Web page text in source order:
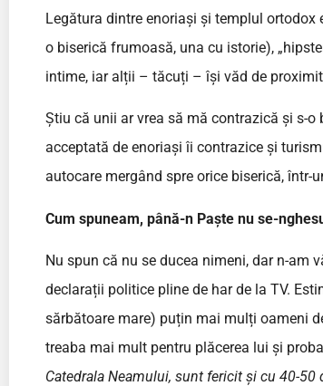
Legătura dintre enoriași și templul
o biserică frumoasă, una cu istorie),
intime, iar alții – tăcuți – își văd de
Știu că unii ar vrea să mă contrazică și s-o
acceptată de enoriași îi contrazice și
autocare mergând spre orice biserică, într-
Cum spuneam, până-n Paște nu se-
Nu spun că nu se ducea nimeni, dar n-am
declarații politice pline de har de la TV.
sărbătoare mare) puțin mai mulți oameni
treaba mai mult pentru plăcerea lui și
Catedrala Neamului, sunt fericit și cu 40-50